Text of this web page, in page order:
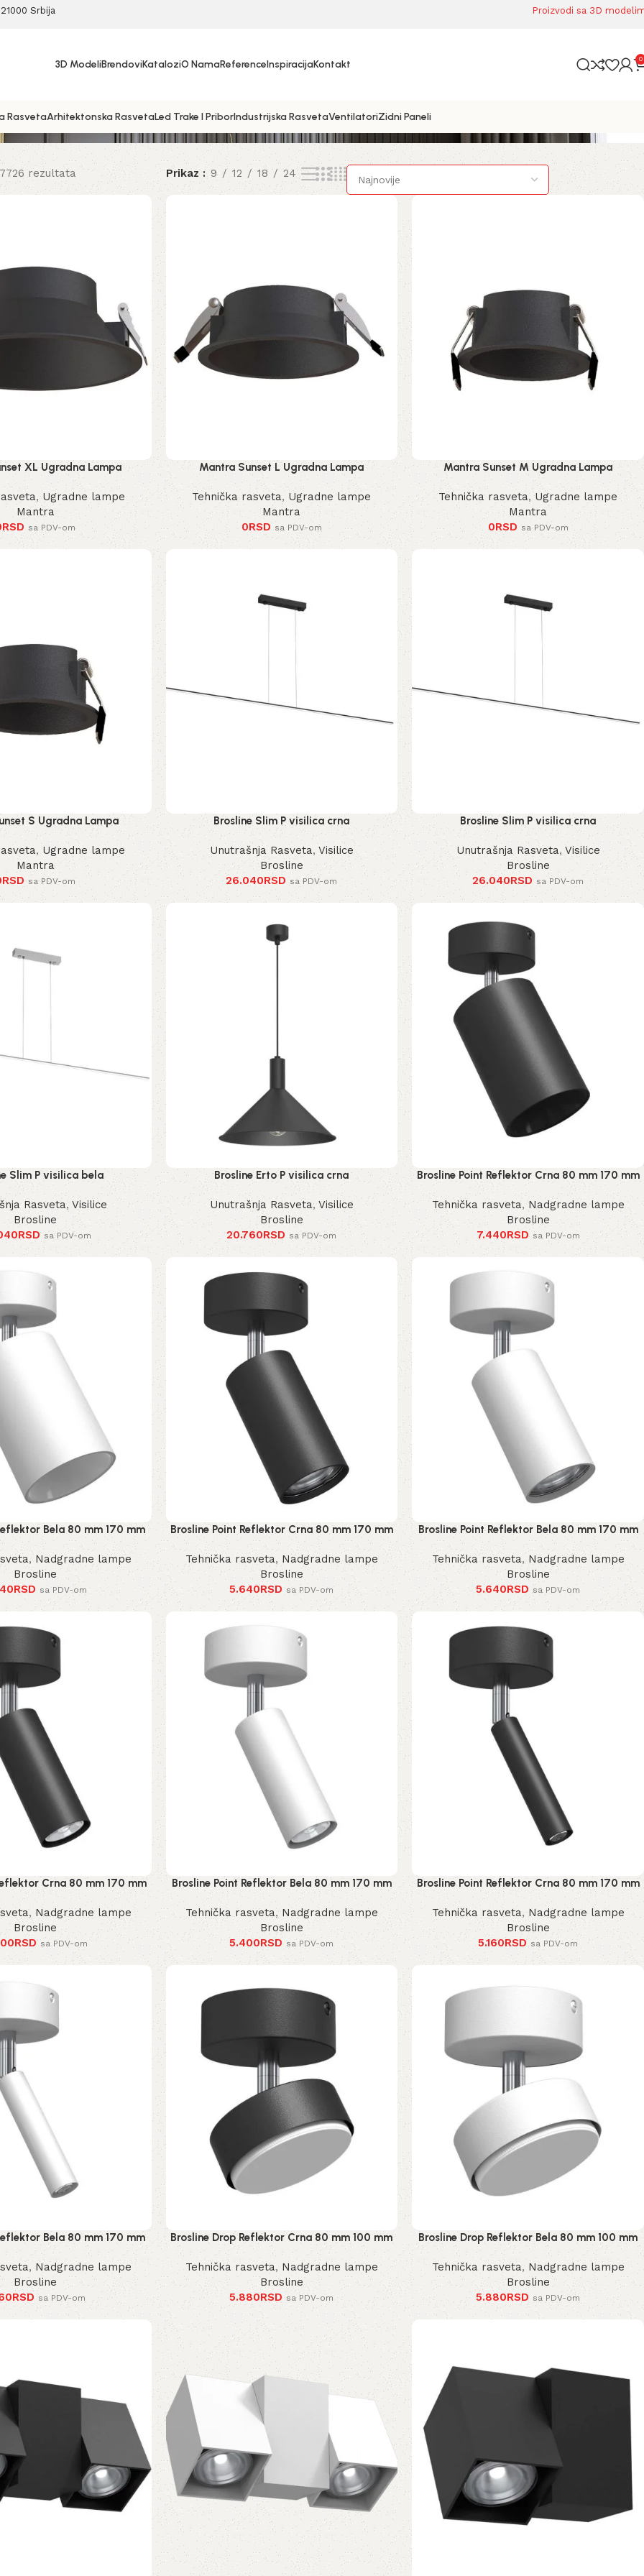
Srbija Proizvodi sa 3D
3D ModeliBrendoviKataloziO NamaReferenceInspiracijaKontakt 0
RasvetaArhitektonska RasvetaLed Trake I PriborIndustrijska RasvetaVentilatoriZidni Paneli
rezultata Prikaz 9 12 18 24
XL Ugradna Lampa
,Ugradne lampe
Mantra
RSD sa PDV-om
Mantra Sunset L Ugradna Lampa
Tehnička rasveta, Ugradne lampe
Mantra
0RSD sa PDV-om
Mantra Sunset M Ugradna Lampa
Tehnička rasveta,Ugradne lampe
Mantra
0RSD sa PDV-om
S Ugradna Lampa
, Ugradne lampe
Mantra
RSD sa PDV-om
Brosline Slim P visilica crna
Unutrašnja Rasveta, Visilice
Brosline
26.040RSD sa PDV-om
Brosline Slim P visilica crna
Unutrašnja Rasveta, Visilice
Brosline
26.040RSD sa PDV-om
Slim P visilica bela
Rasveta,Visilice
Brosline
RSD sa PDV-om
Brosline Erto P visilica crna
Unutrašnja Rasveta,Visilice
Brosline
20.760RSD sa PDV-om
Brosline Point Reflektor Crna 80 mm 170 mm
2288 mm
Tehnička rasveta,Nadgradne lampe
Brosline
7.440RSD sa PDV-om
Bela 80 mm 170 mm
2289 mm
,Nadgradne lampe
Brosline
RSD sa PDV-om
Brosline Point Reflektor Crna 80 mm 170 mm
2286 mm
Tehnička rasveta, Nadgradne lampe
Brosline
5.640RSD sa PDV-om
Brosline Point Reflektor Bela 80 mm 170 mm
2287 mm
Tehnička rasveta, Nadgradne lampe
Brosline
5.640RSD sa PDV-om
Crna 80 mm 170 mm
2284 mm
,Nadgradne lampe
Brosline
RSD sa PDV-om
Brosline Point Reflektor Bela 80 mm 170 mm
2285 mm
Tehnička rasveta,Nadgradne lampe
Brosline
5.400RSD sa PDV-om
Brosline Point Reflektor Crna 80 mm 170 mm
2281 mm
Tehnička rasveta,Nadgradne lampe
Brosline
5.160RSD sa PDV-om
Bela 80 mm 170 mm
2283 mm
, Nadgradne lampe
Brosline
RSD sa PDV-om
Brosline Drop Reflektor Crna 80 mm 100 mm
Tehnička rasveta, Nadgradne lampe
Brosline
5.880RSD sa PDV-om
Brosline Drop Reflektor Bela 80 mm 100 mm
Tehnička rasveta, Nadgradne lampe
Brosline
5.880RSD sa PDV-om